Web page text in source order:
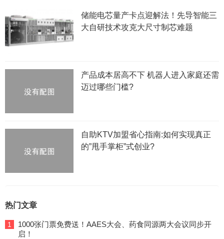
储能电芯量产卡点迎解法！先导智能三
大自研技术攻克大尺寸制芯难题
产品成本居高不下 机器人进入家庭还需
迈过哪些门槛?
自助KTV加盟省心指南:如何实现真正
的”甩手掌柜”式创业?
热门文章
1
1000张门票免费送！AAES大会、药食同源两大会议同步开
启！